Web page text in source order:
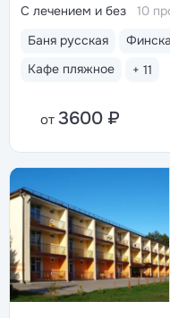
Баня русская
Кафе пляжное
+ 11
С лечением и без 10
от 3600 ₽